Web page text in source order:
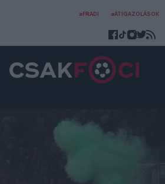
#FRADI #ÁTIGAZOLÁSOK